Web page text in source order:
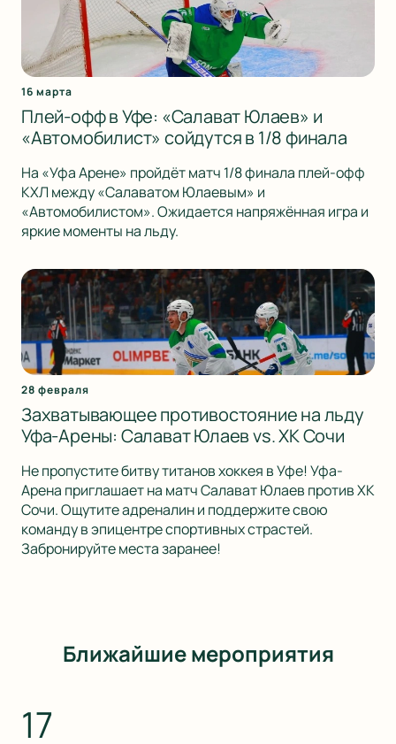
16 марта
Плей-офф в Уфе: «Салават Юлаев» и
«Автомобилист» сойдутся в 1/8 финала
На «Уфа Арене» пройдёт матч 1/8 финала плей-офф
КХЛ между «Салаватом Юлаевым» и
«Автомобилистом». Ожидается напряжённая игра и
яркие моменты на льду.
28 февраля
Захватывающее противостояние на льду
Уфа-Арены: Салават Юлаев vs. ХК Сочи
Не пропустите битву титанов хоккея в Уфе! Уфа-
Арена приглашает на матч Салават Юлаев против ХК
Сочи. Ощутите адреналин и поддержите свою
команду в эпицентре спортивных страстей.
Забронируйте места заранее!
Ближайшие мероприятия
17